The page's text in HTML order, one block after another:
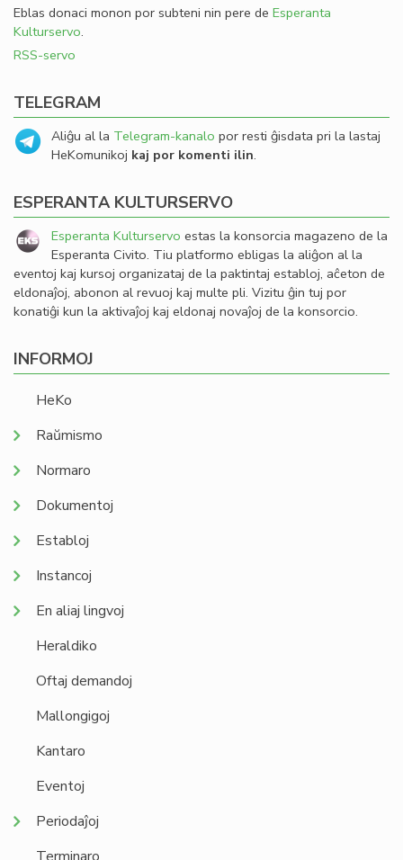
Eblas donaci monon por subteni nin pere de Esperanta
Kulturservo.
RSS-servo
TELEGRAM
Aliĝu al la Telegram-kanalo por resti ĝisdata pri la lastaj
HeKomunikoj kaj por komenti ilin.
ESPERANTA KULTURSERVO
Esperanta Kulturservo estas la konsorcia magazeno de la
Esperanta Civito. Tiu platformo ebligas la aliĝon al la
eventoj kaj kursoj organizataj de la paktintaj establoj, aĉeton de
eldonaĵoj, abonon al revuoj kaj multe pli. Vizitu ĝin tuj por
konatiĝi kun la aktivaĵoj kaj eldonaj novaĵoj de la konsorcio.
INFORMOJ
HeKo
Raŭmismo
Normaro
Dokumentoj
Establoj
Instancoj
En aliaj lingvoj
Heraldiko
Oftaj demandoj
Mallongigoj
Kantaro
Eventoj
Periodaĵoj